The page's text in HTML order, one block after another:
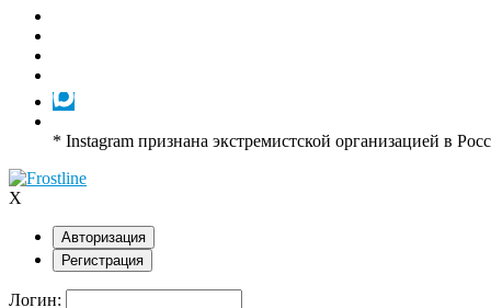
* Instagram признана экстремистской организацией в
X
Авторизация
Регистрация
Логин: